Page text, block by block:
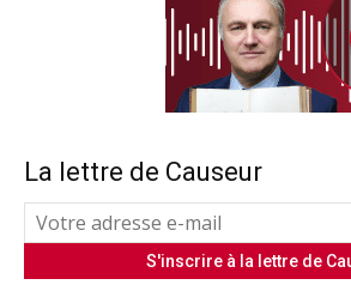
La lettre de Causeur